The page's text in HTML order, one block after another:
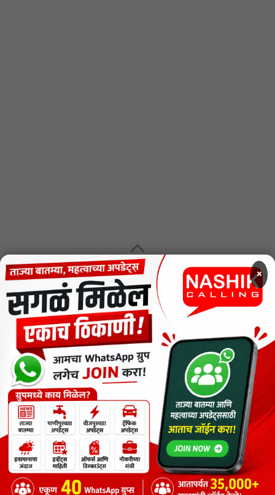
MENU
CODE OF ETHICS FOR DIGITAL NEWS WEBSITES
Contact Us
Privacy Policy
Short News
ThemeNcode PDF Viewer SC [Do not Delete]
वाचकांना विनम्र सूचना
Nashik Calling - Nashik News in MarathiCopyright © 2026.Copyrights
×